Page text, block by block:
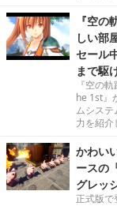
『空
しい部
セール
まで駆
『空の
he 1st』
ムシス
力を紹介
かわい
ースの
グレッ
正式版で